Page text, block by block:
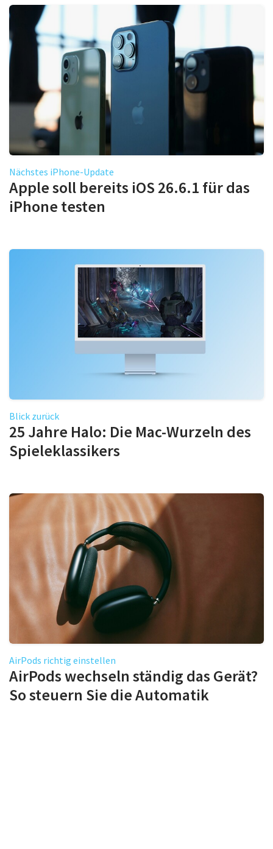
Nächstes iPhone-Update
Apple soll bereits iOS 26.6.1 für das
iPhone testen
Blick zurück
25 Jahre Halo: Die Mac-Wurzeln des
Spieleklassikers
AirPods richtig einstellen
AirPods wechseln ständig das Gerät?
So steuern Sie die Automatik